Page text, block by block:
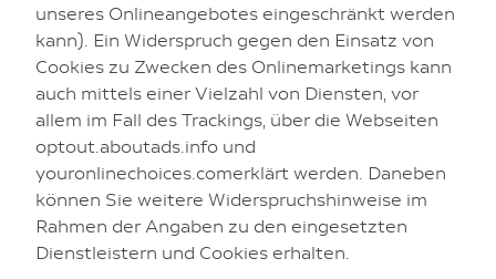
unseres Onlineangebotes eingeschränkt werden
kann). Ein Widerspruch gegen den Einsatz von
Cookies zu Zwecken des Onlinemarketings kann
auch mittels einer Vielzahl von Diensten, vor
allem im Fall des Trackings, über die Webseiten
optout.aboutads.info und
youronlinechoices.comerklärt werden. Daneben
können Sie weitere Widerspruchshinweise im
Rahmen der Angaben zu den eingesetzten
Dienstleistern und Cookies erhalten.